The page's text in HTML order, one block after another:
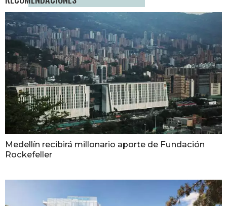
Medellín recibirá millonario aporte de Fundación
Rockefeller